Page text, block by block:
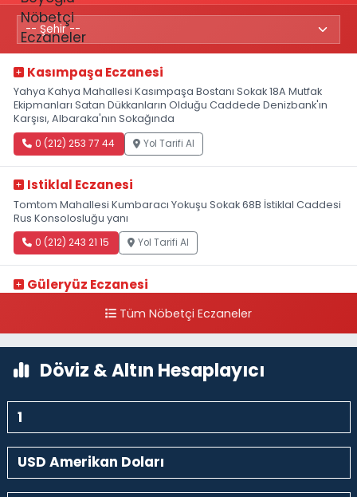
Kasımpaşa Eczanesi
Yahya Kahya Mahallesi Kasımpaşa Bostanı Sokak 18A Mutfak
Ekipmanları Satan Dükkanların Olduğu Caddede Denizbank'ın
Karşısı, Albaraka'nın Sokağında
0 (212) 253 77 44 Yol Tarifi Al
Istiklal Eczanesi
Tomtom Mahallesi Kumbaracı Yokuşu Sokak 68B İstiklal Caddesi
Rus Konsolosluğu yanı
0 (212) 243 21 15 Yol Tarifi Al
Güleryüz Eczanesi
kalaycıbahçe Meydana DoğruTüm Nöbetçi Eczaneler
Döviz & Altın Hesaplayıcı